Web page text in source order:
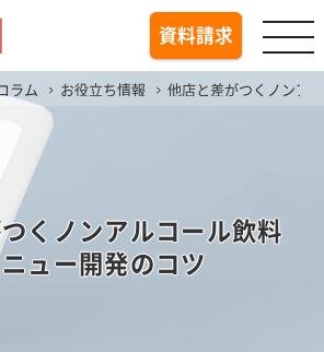
資料請求
ラム お役立ち情報 他店と差がつくノンア
くノンアルコール飲料
ュー開発のコツ